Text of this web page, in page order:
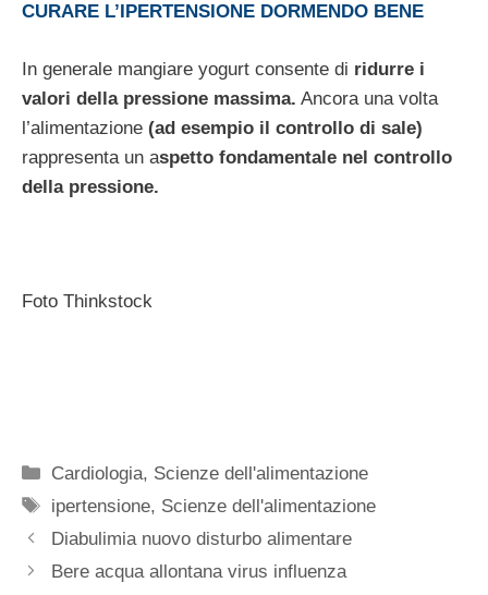
CURARE L’IPERTENSIONE DORMENDO BENE
In generale mangiare yogurt consente di ridurre i
valori della pressione massima. Ancora una volta
l’alimentazione (ad esempio il controllo di sale)
rappresenta un aspetto fondamentale nel controllo
della pressione.
Foto Thinkstock
Categorie
Cardiologia, Scienze dell'alimentazione
Tag
ipertensione, Scienze dell'alimentazione
Diabulimia nuovo disturbo alimentare
Bere acqua allontana virus influenza